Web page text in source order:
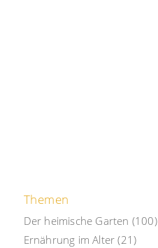
Themen
Der heimische Garten (100)
Ernährung im Alter (21)